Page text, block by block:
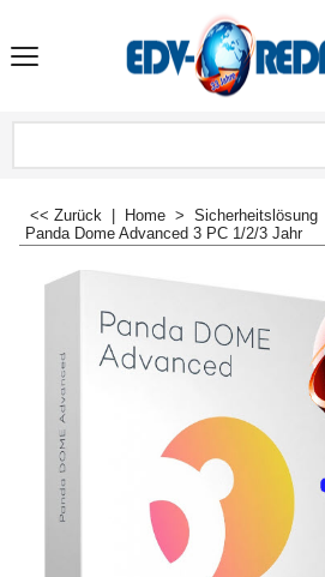
<< Zurück Home > Sicherheitslösung
Panda Dome Advanced 3 PC 1/2/3 Jahr